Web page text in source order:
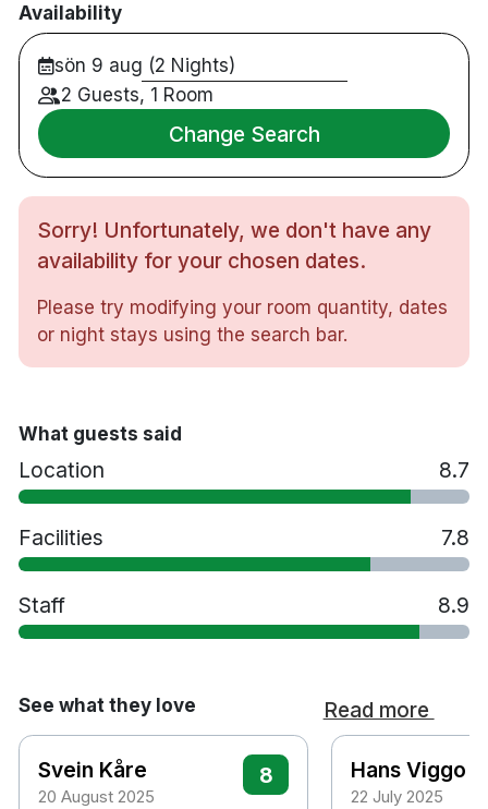
Trondheim Airport är 100% rökfritt med moderna,
stilfullt inredda rum med eget badrum, satellit-TV
och höghastighets-WiFi.
Restaurang / bar
Betalparkering
Gym
Bastu
Rullstolsanpassat
Rökfritt
24-timmars reception och lobbybutik
För mer parkeringsinformation, kontakta hotellets
servicecenter:
Availability
sön 9 aug (2 Nights)
2 Guests, 1 Room
Change Search
Sorry! Unfortunately, we don't have any
availability for your chosen dates.
Please try modifying your room quantity, dates
or night stays using the search bar.
What guests said
Location 8.7
Facilities 7.8
Staff 8.9
See what they love Read more
Svein Kåre
20 August 2025
8 Hans Viggo
22 July 2025